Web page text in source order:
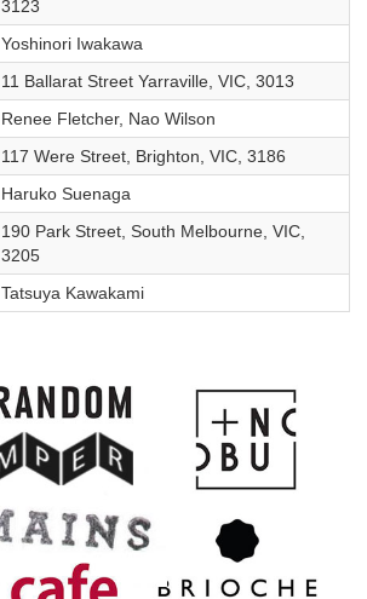
3123
Yoshinori Iwakawa
11 Ballarat Street Yarraville, VIC, 3013
Renee Fletcher, Nao Wilson
117 Were Street, Brighton, VIC, 3186
Haruko Suenaga
190 Park Street, South Melbourne, VIC,
3205
Tatsuya Kawakami